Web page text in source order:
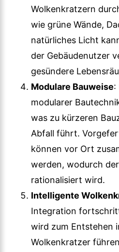
Wolkenkratzern
wie grüne Wände,
natürliches Licht
der Gebäudenutzer
gesündere
Modulare Bauweise:
modularer
was zu kürzeren
Abfall führt.
können vor Ort
werden, wodurch
rationalisiert wird.
Intelligente
Integration
wird zum Entstehen
Wolkenkratzer